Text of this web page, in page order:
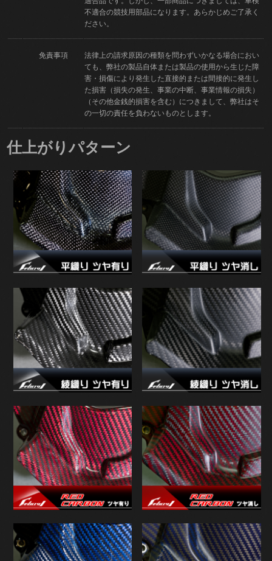
不適合の競技用部品になります。あらかじめご了承く
ださい。
免責事項
法律上の請求原因の種類を問わずいかなる場合におい
ても、弊社の製品自体または製品の使用から生じた障
害・損傷により発生した直接的または間接的に発生し
た損害（損失の発生、事業の中断、事業情報の損失）
（その他金銭的損害を含む）につきまして、弊社はそ
の一切の責任を負わないものとします。
仕上がりパターン